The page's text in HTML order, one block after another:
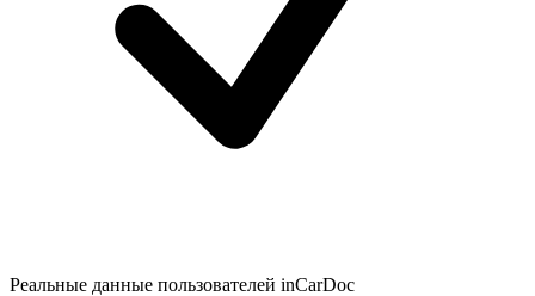
Реальные данные пользователей inCarDoc